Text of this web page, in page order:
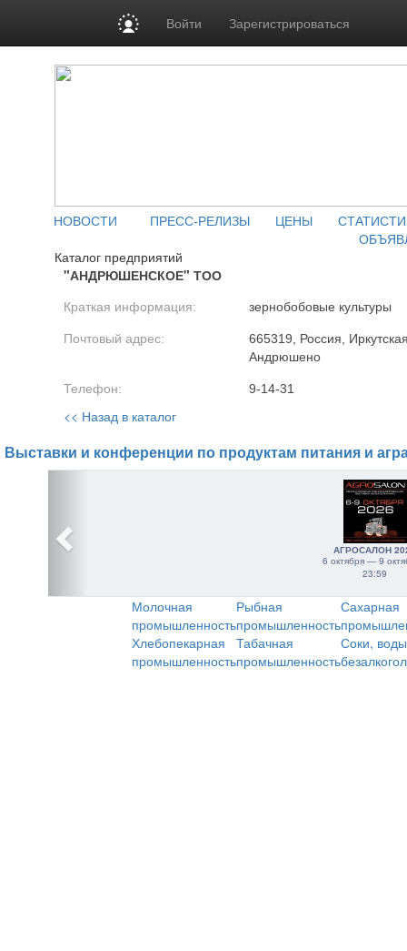
Войти Зарегистрироваться
НОВОСТИ ПРЕСС-РЕЛИЗЫ ЦЕНЫ
Каталог предприятий
"АНДРЮШЕНСКОЕ" ТОО
Краткая информация: зернобобовые культуры
Почтовый адрес:
665319, Россия,
Андрюшено
Телефон: 9-14-31
<< Назад в каталог
Выставки и конференции по продуктам питания и
АГРОСАЛОН
6 октября — 9
23:59
Молочная
промышленность
Рыбная
промышленность
Сахарная
Хлебопекарная
промышленность
Табачная
промышленность
Соки,